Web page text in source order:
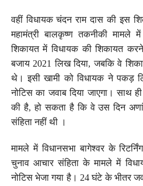
वहीं विधायक चंदन राम दास की इस
महामंत्री बालकृष्ण तकनीकी मामले
शिकायत में विधायक की शिकायत
बजाय 2021 लिख दिया, जबकि वे
थे। इसी खामी को विधायक ने पकड़
नोटिस का जवाब दिया जाएगा। साथ
की है, हो सकता है कि वे उस दिन
संहिता नहीं थी ।
मामले में विधानसभा बागेश्वर के
चुनाव आचार संहिता के मामले में
नोटिस भेजा गया है। 24 घंटे के भीतर